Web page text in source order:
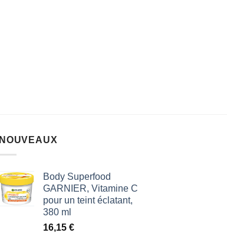
NOUVEAUX
Body Superfood
GARNIER, Vitamine C
pour un teint éclatant,
380 ml
16,15 €